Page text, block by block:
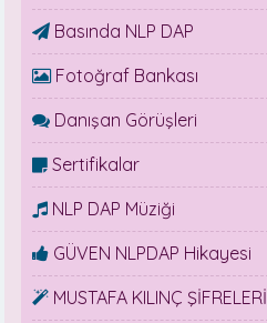
Basında NLP DAP
Fotoğraf Bankası
Danışan Görüşleri
Sertifikalar
NLP DAP Müziği
GÜVEN NLPDAP Hikayesi
MUSTAFA KILINÇ ŞİFRELERİ